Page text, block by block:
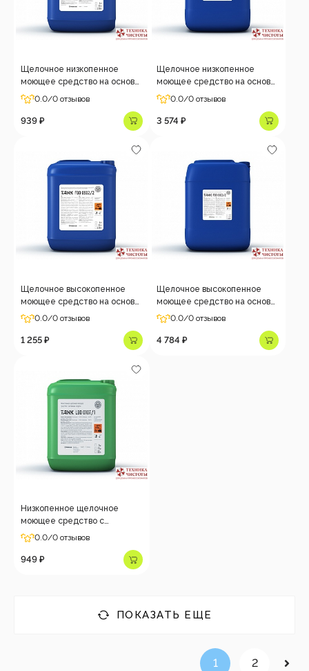
Щелочное низкопенное
моющее средство на основе
0.0/0 отзывов
939 ₽
Щелочное низкопенное
моющее средство на основе
0.0/0 отзывов
3 574 ₽
Щелочное высокопенное
моющее средство на основе
0.0/0 отзывов
1 255 ₽
Щелочное высокопенное
моющее средство на основе
0.0/0 отзывов
4 784 ₽
Низкопенное щелочное
моющее средство с
активным хлором Tank LBD
0.0/0 отзывов
949 ₽
ПОКАЗАТЬ ЕЩЕ
1 2